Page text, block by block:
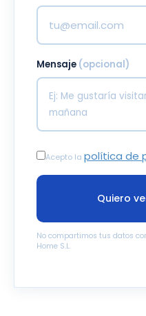
Mensaje (opcional)
Acepto la política de
Quiero
No compartimos tus datos
Home S.L.